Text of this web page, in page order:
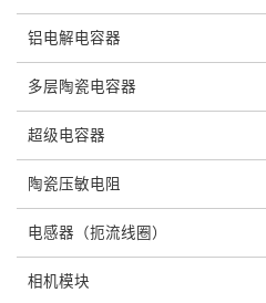
铝电解电容器
多层陶瓷电容器
超级电容器
陶瓷压敏电阻
电感器（扼流线圈）
相机模块